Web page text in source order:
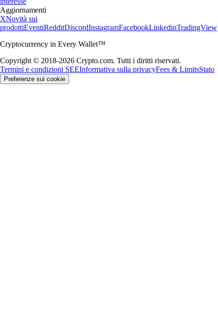
Aggiornamenti
XNovità sui
prodottiEventiRedditDiscordInstagramFacebookLinkedinTradingView
Cryptocurrency in Every Wallet™
Copyright © 2018-2026 Crypto.com. Tutti i diritti riservati.
Termini e condizioni SEEInformativa sulla privacyFees & LimitsStato
Preferenze sui cookie